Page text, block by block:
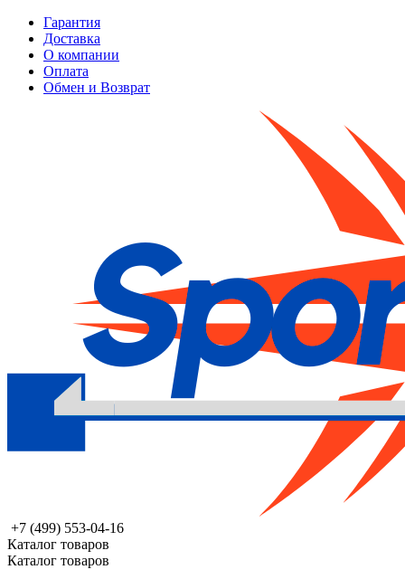
Гарантия
Доставка
О компании
Оплата
Обмен и Возврат
+7 (499) 553-04-16
Каталог товаров
Каталог товаров